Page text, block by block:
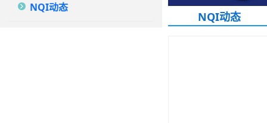
NQI动态
NQI动态